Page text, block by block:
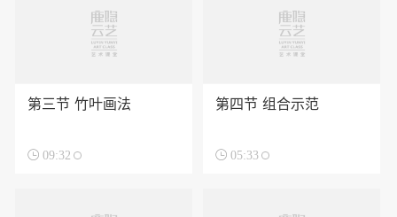
第三节 竹叶画法
 09:32
第四节 组合示范
 05:33